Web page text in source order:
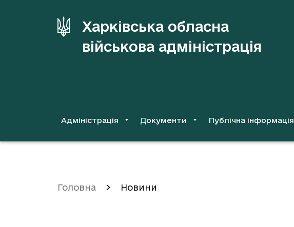
Харківська обласна
військова адміністрація
Адміністрація Документи Публічна інформація
Головна Новини